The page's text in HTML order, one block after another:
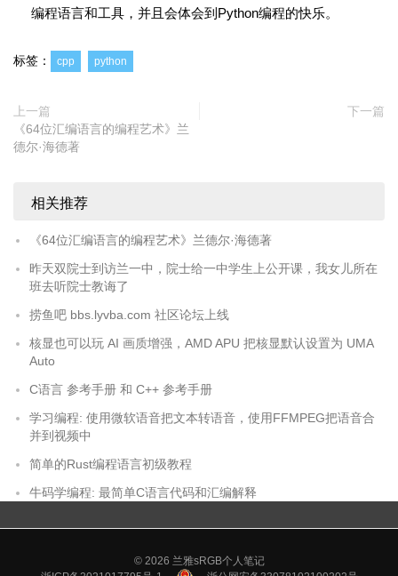
编程语言和工具，并且会体会到Python编程的快乐。
标签： cpp python
上一篇
《64位汇编语言的编程艺术》兰
德尔·海德著
下一篇
相关推荐
《64位汇编语言的编程艺术》兰德尔·海德著
昨天双院士到访兰一中，院士给一中学生上公开课，我女儿所在
班去听院士教诲了
捞鱼吧 bbs.lyvba.com 社区论坛上线
核显也可以玩 AI 画质增强，AMD APU 把核显默认设置为 UMA
Auto
C语言 参考手册 和 C++ 参考手册
学习编程: 使用微软语音把文本转语音，使用FFMPEG把语音合
并到视频中
简单的Rust编程语言初级教程
牛码学编程: 最简单C语言代码和汇编解释
© 2026 兰雅sRGB个人笔记